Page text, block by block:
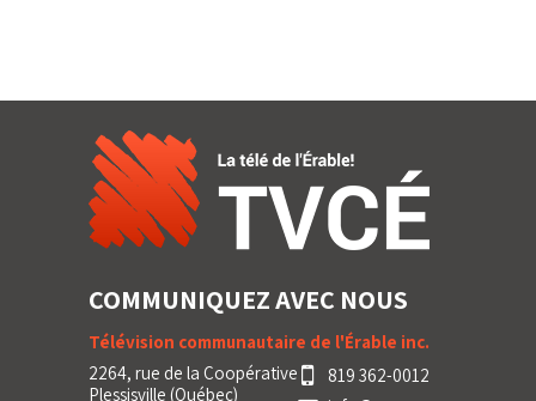
COMMUNIQUEZ AVEC NOUS
Télévision communautaire de l'Érable inc.
2264, rue de la Coopérative
Plessisville (Québec)
819 362-0012